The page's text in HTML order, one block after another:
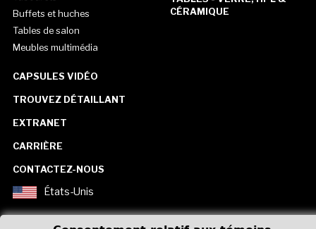
Buffets et huches
Tables de salon
Meubles multimédia
CÉRAMIQUE
CAPSULES VIDÉO
TROUVEZ DÉTAILLANT
EXTRANET
CARRIÈRE
CONTACTEZ-NOUS
États-Unis